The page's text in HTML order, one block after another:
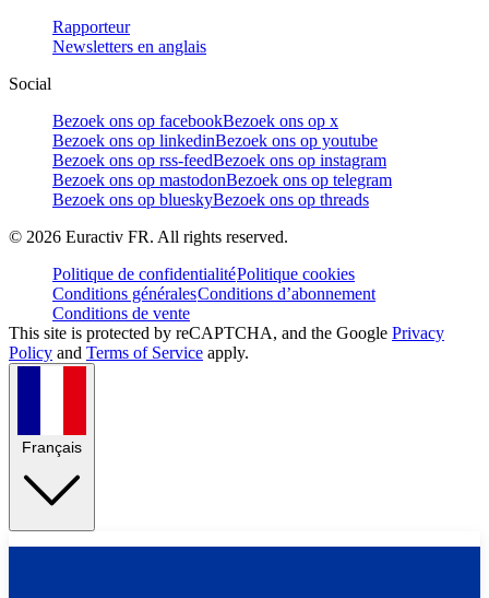
Rapporteur
Newsletters en anglais
Social
Bezoek ons op facebookBezoek ons op x
Bezoek ons op linkedinBezoek ons op youtube
Bezoek ons op rss-feedBezoek ons op instagram
Bezoek ons op mastodonBezoek ons op telegram
Bezoek ons op blueskyBezoek ons op threads
© 2026 Euractiv FR. All rights reserved.
Politique de confidentialitéPolitique cookies
Conditions généralesConditions d’abonnement
Conditions de vente
This site is protected by reCAPTCHA, and the Google Privacy
Policy and Terms of Service apply.
Français